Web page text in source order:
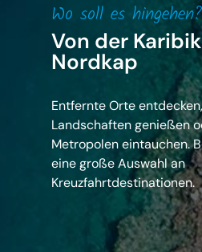
Wo soll es hingehen?
Von der
Nordkap
Entfernte Orte
Landschaften genießen
Metropolen eintauchen.
eine große Auswahl an
Kreuzfahrtdestinationen.